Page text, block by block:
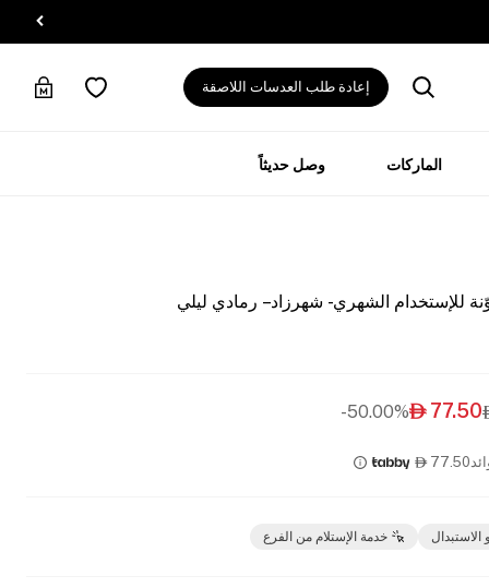
إعادة طلب العدسات اللاصقة
الماركات وصل حديثاً
للإستخدام الشهري - شهرزاد – رمادي ليلي
77.50

50.00%-
77.50

الاستبدال خدمة الإستلام من الفرع